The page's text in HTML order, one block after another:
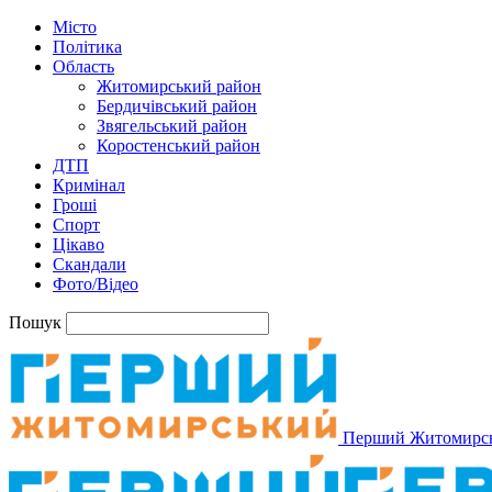
Місто
Політика
Область
Житомирський район
Бердичівський район
Звягельський район
Коростенський район
ДТП
Кримінал
Гроші
Спорт
Цікаво
Скандали
Фото/Відео
Пошук
Перший